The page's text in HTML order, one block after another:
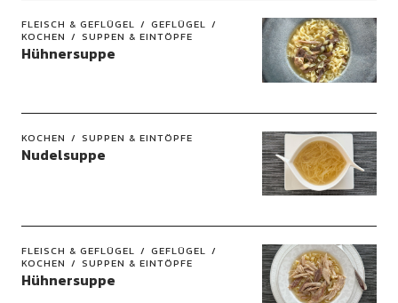
FLEISCH & GEFLÜGEL
GEFLÜGEL
KOCHEN
SUPPEN & EINTÖPFE
Hühnersuppe
KOCHEN SUPPEN & EINTÖPFE
Nudelsuppe
FLEISCH & GEFLÜGEL
GEFLÜGEL
KOCHEN
SUPPEN & EINTÖPFE
Hühnersuppe